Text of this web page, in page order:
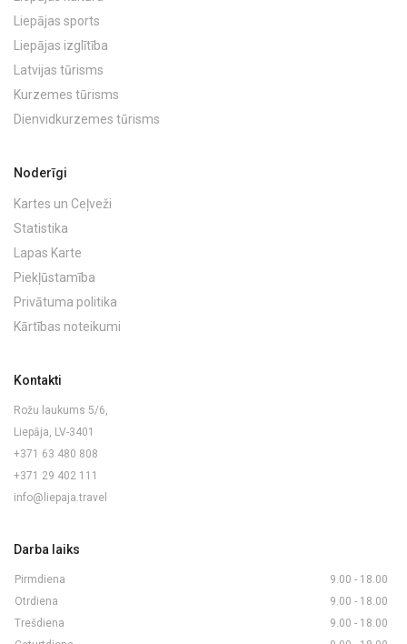
Liepājas sports
Liepājas izglītība
Latvijas tūrisms
Kurzemes tūrisms
Dienvidkurzemes tūrisms
Noderīgi
Kartes un Ceļveži
Statistika
Lapas Karte
Piekļūstamība
Privātuma politika
Kārtības noteikumi
Kontakti
Rožu laukums 5/6,
Liepāja, LV-3401
+371 63 480 808
+371 29 402 111
info@liepaja.travel
Darba laiks
Pirmdiena
9.00 - 18.00
Otrdiena
9.00 - 18.00
Trešdiena
9.00 - 18.00